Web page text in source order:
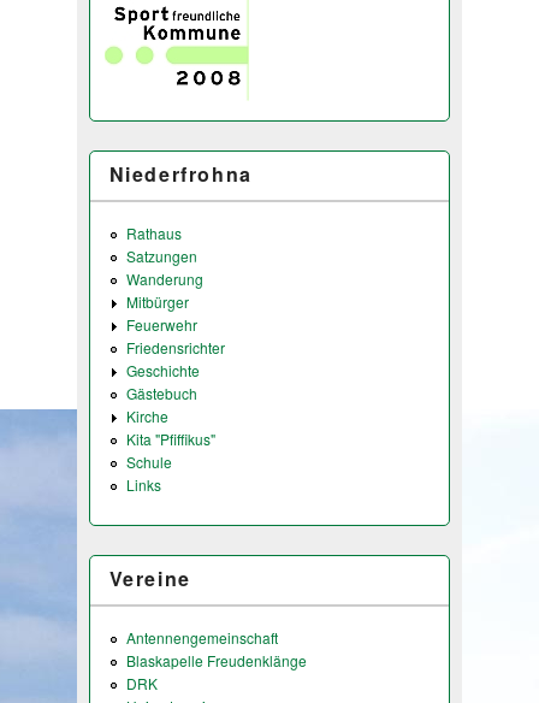
Niederfrohna
Rathaus
Satzungen
Wanderung
Mitbürger
Feuerwehr
Friedensrichter
Geschichte
Gästebuch
Kirche
Kita "Pfiffikus"
Schule
Links
Vereine
Antennengemeinschaft
Blaskapelle Freudenklänge
DRK